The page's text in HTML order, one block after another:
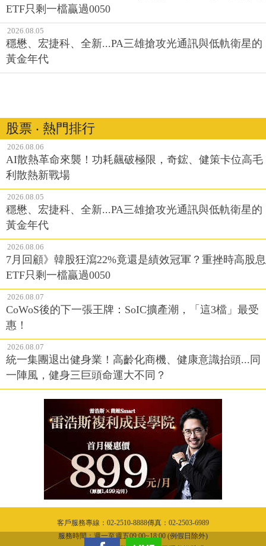
ETF只剩一檔贏過0050
2026.08.05
穩懋、宏捷科、全新...PA三雄搶攻光通訊與低軌衛星的
黃金年代
股票 ‧ 熱門排行
2026.08.06
AI散熱革命來襲！功耗飆破極限，奇鋐、健策卡位高毛
利散熱新戰場
2026.08.05
穩懋、宏捷科、全新...PA三雄搶攻光通訊與低軌衛星的
黃金年代
2026.08.06
7月回顧》韓股狂瀉22%竟還是績效冠軍？重挫時高股息
ETF只剩一檔贏過0050
2026.08.07
CoWoS後的下一張王牌：SoIC擴產潮，「這3檔」最受
惠！
2026.08.07
統一集團退出健身業！高齡化商機、健康意識抬頭...同
一陣風，健身三巨頭命運大不同？
客戶服務專線：02-2510-8888傳真：02-2503-6989
服務時間：週一至週五09:00~18:00 (例假日除外)